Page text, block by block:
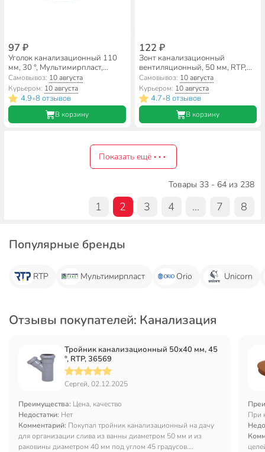
97 ₽
Уголок канализационный 110
мм, 30 °, Мультимирпласт,
внутренний, ОТВ ВК 110/30
Самовывоз: 10 августа
Курьером: 10 августа
4.9•8 отзывов
В корзину
122 ₽
Зонт канализационный
вентиляционный, 50 мм, RTP,
пластик, 40368
Самовывоз: 10 августа
Курьером: 10 августа
4.7•8 отзывов
В корзину
Показать ещё
Товары 33 - 64 из 238
1 2 3 4 ... 7 8
Популярные бренды
RTP Мультимирпласт Orio Unicorn
Отзывы покупателей: Канализация
Тройник канализационный 50х40 мм, 45
°, RTP, 36569
Сергей, 02.12.2025
Преимущества: Цена, качество
Недостатки: Нет
Комментарий: Покупал тройник канализационный на дачу
для организации слива из ванны диаметром 50 мм и из
раковины диаметром 40 мм под углом 45 градусов.
При